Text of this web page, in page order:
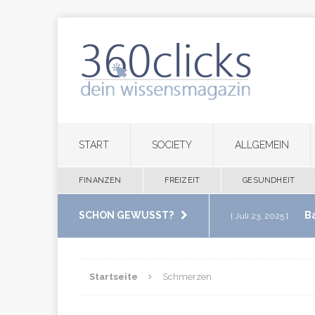
START SOCIETY ALLGEMEIN
FINANZEN FREIZEIT GESUNDHEIT
SCHON GEWUSST? [ Juli 23, 2025 ]
im eigenen
Startseite Schmerzen